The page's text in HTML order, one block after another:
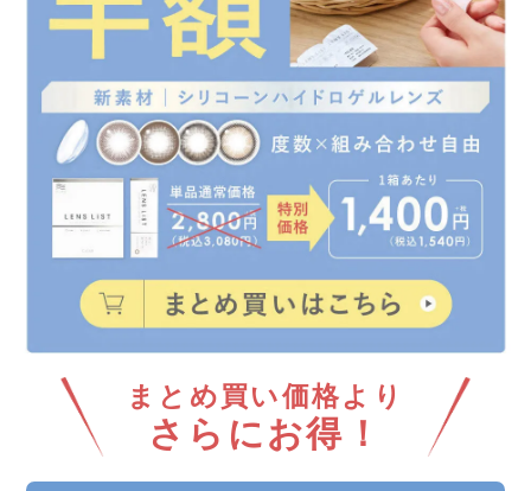
まとめ買い価格より
さらにお得！